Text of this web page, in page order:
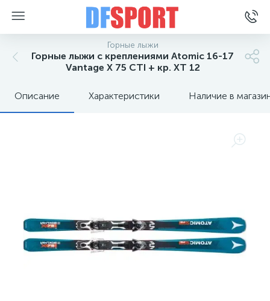
Горные лыжи
Горные лыжи с креплениями Atomic 16-17
Vantage X 75 CTI + кр. XT 12
Описание Характеристики Наличие в